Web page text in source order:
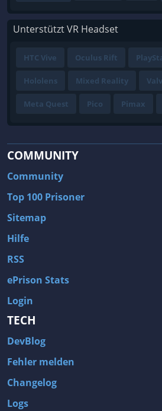
Unterstützt VR Headset
HTC Vive Oculus Rift
Hololens Mixed Reality
Meta Quest Pico Pimax
COMMUNITY
Community
Top 100 Prisoner
Sitemap
Hilfe
RSS
ePrison Stats
Login
TECH
DevBlog
Fehler melden
Changelog
Logs